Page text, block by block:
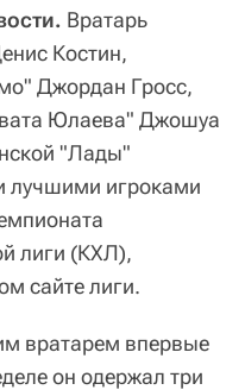
Вратарь
Костин,
Джордан Гросс,
Юлаева" Джошуа
"Лады"
лучшими игроками
лиги (КХЛ),
сайте лиги.
вратарем впервые
он одержал три